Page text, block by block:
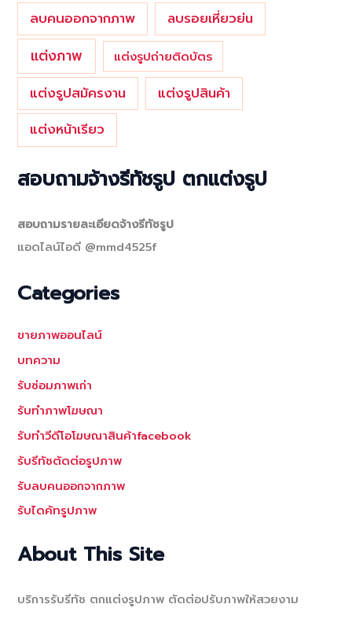
ลบคนออกจากภาพ ลบรอยเหี่ยวย่น
แต่งภาพ แต่งรูปถ่ายติดบัตร
แต่งรูปสมัครงาน
แต่งรูปสินค้า
แต่งหน้าเรียว
สอบถามจ้างรีทัชรูป ตกแต่งรูป
สอบถามรายละเอียดจ้างรีทัชรูป
แอดไลน์ไอดี @mmd4525f
Categories
ขายภาพออนไลน์
บทความ
รับซ่อมภาพเก่า
รับทำภาพโฆษณา
รับทำวีดีโอโฆษณาสินค้าfacebook
รับรีทัชตัดต่อรูปภาพ
รับลบคนออกจากภาพ
รับไดคัทรูปภาพ
About This Site
บริการรับรีทัช ตกแต่งรูปภาพ ตัดต่อปรับภาพให้สวยงาม